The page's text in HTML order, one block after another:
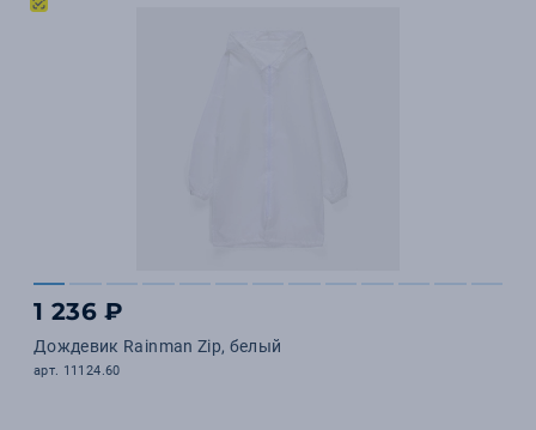
1 236 ₽
Дождевик Rainman Zip, белый
арт. 11124.60